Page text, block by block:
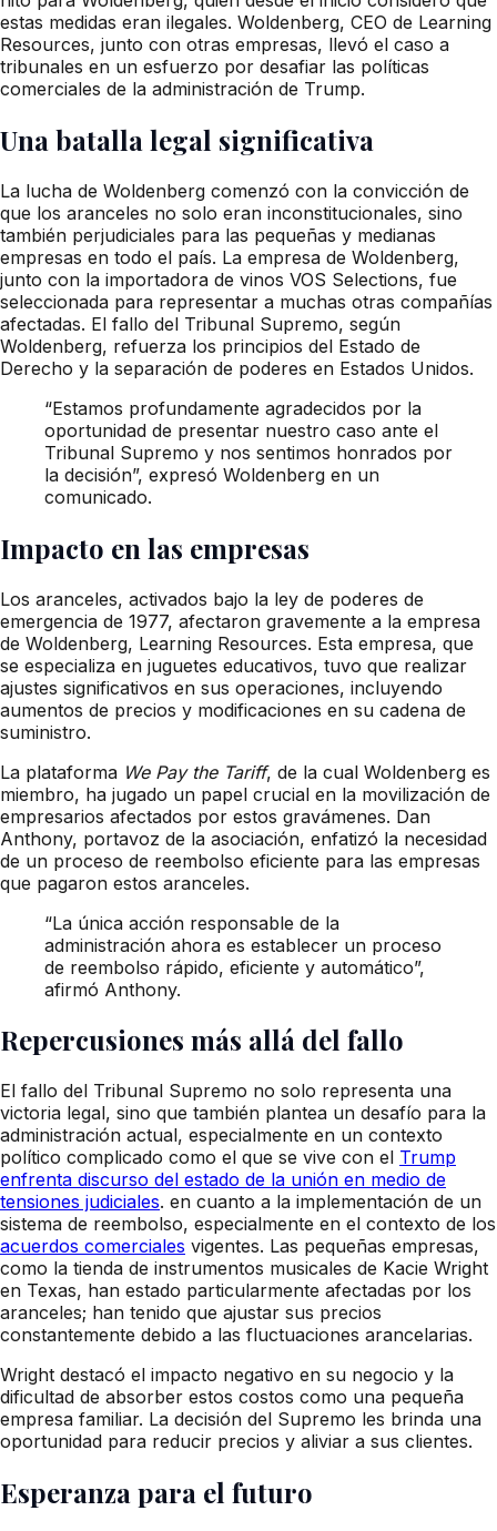
estas medidas eran ilegales. Woldenberg, CEO de Learning
Resources, junto con otras empresas, llevó el caso a
tribunales en un esfuerzo por desafiar las políticas
comerciales de la administración de Trump.
Una batalla legal significativa
La lucha de Woldenberg comenzó con la convicción de
que los aranceles no solo eran inconstitucionales, sino
también perjudiciales para las pequeñas y medianas
empresas en todo el país. La empresa de Woldenberg,
junto con la importadora de vinos VOS Selections, fue
seleccionada para representar a muchas otras compañías
afectadas. El fallo del Tribunal Supremo, según
Woldenberg, refuerza los principios del Estado de
Derecho y la separación de poderes en Estados Unidos.
“Estamos profundamente agradecidos por la
oportunidad de presentar nuestro caso ante el
Tribunal Supremo y nos sentimos honrados por
la decisión”, expresó Woldenberg en un
comunicado.
Impacto en las empresas
Los aranceles, activados bajo la ley de poderes de
emergencia de 1977, afectaron gravemente a la empresa
de Woldenberg, Learning Resources. Esta empresa, que
se especializa en juguetes educativos, tuvo que realizar
ajustes significativos en sus operaciones, incluyendo
aumentos de precios y modificaciones en su cadena de
suministro.
La plataforma We Pay the Tariff, de la cual Woldenberg es
miembro, ha jugado un papel crucial en la movilización de
empresarios afectados por estos gravámenes. Dan
Anthony, portavoz de la asociación, enfatizó la necesidad
de un proceso de reembolso eficiente para las empresas
que pagaron estos aranceles.
“La única acción responsable de la
administración ahora es establecer un proceso
de reembolso rápido, eficiente y automático”,
afirmó Anthony.
Repercusiones más allá del fallo
El fallo del Tribunal Supremo no solo representa una
victoria legal, sino que también plantea un desafío para la
administración actual, especialmente en un contexto
político complicado como el que se vive con el Trump
enfrenta discurso del estado de la unión en medio de
tensiones judiciales. en cuanto a la implementación de un
sistema de reembolso, especialmente en el contexto de los
acuerdos comerciales vigentes. Las pequeñas empresas,
como la tienda de instrumentos musicales de Kacie Wright
en Texas, han estado particularmente afectadas por los
aranceles; han tenido que ajustar sus precios
constantemente debido a las fluctuaciones arancelarias.
Wright destacó el impacto negativo en su negocio y la
dificultad de absorber estos costos como una pequeña
empresa familiar. La decisión del Supremo les brinda una
oportunidad para reducir precios y aliviar a sus clientes.
Esperanza para el futuro